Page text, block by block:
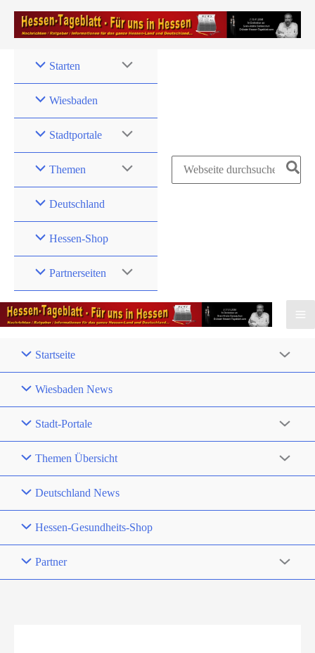
Zum
Inhalt
Starten
Wiesbaden
Stadtportale
Themen
Deutschland
Hessen-Shop
Partnerseiten
Search
Startseite
Wiesbaden News
Stadt-Portale
Themen Übersicht
Deutschland News
Hessen-Gesundheits-Shop
Partner